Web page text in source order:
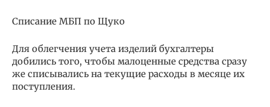
Списание МБП по Щуко
Для облегчения учета изделий бухгалтеры
добились того, чтобы малоценные средства сразу
же списывались на текущие расходы в месяце их
поступления.